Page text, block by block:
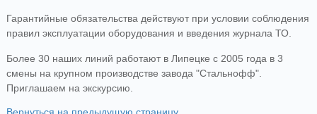
Гарантийные обязательства действуют при условии соблюдения
правил эксплуатации оборудования и введения журнала ТО.
Более 30 наших линий работают в Липецке с 2005 года в 3
смены на крупном производстве завода "Стальнофф".
Приглашаем на экскурсию.